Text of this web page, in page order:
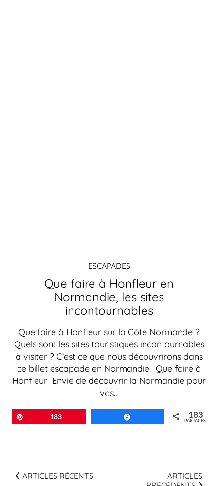
ESCAPADES
Que faire à Honfleur en
Normandie, les sites
incontournables
Que faire à Honfleur sur la Côte Normande ?
Quels sont les sites touristiques incontournables
à visiter ? C’est ce que nous découvrirons dans
ce billet escapade en Normandie. Que faire à
Honfleur Envie de découvrir la Normandie pour
vos…
Épingle183 183
PARTAGES
ARTICLES RÉCENTS
ARTICLES